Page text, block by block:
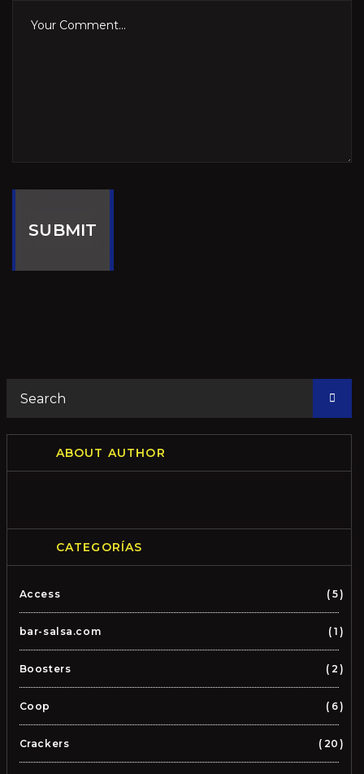
SUBMIT
ABOUT AUTHOR
CATEGORÍAS
Access 5
bar-salsa.com 1
Boosters 2
Coop 6
Crackers 20